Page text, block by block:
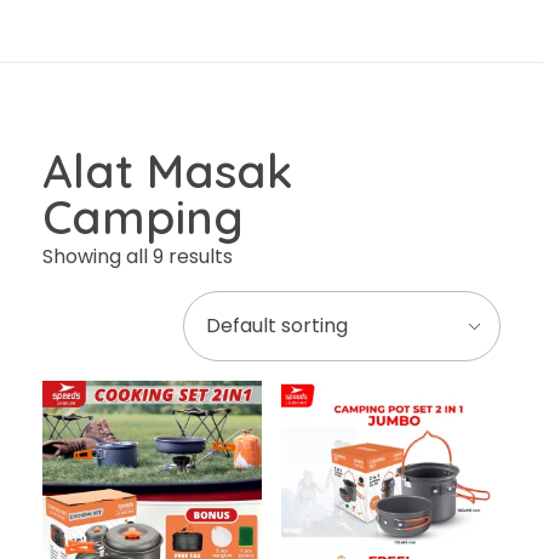
Alat Masak
Camping
Showing all 9 results